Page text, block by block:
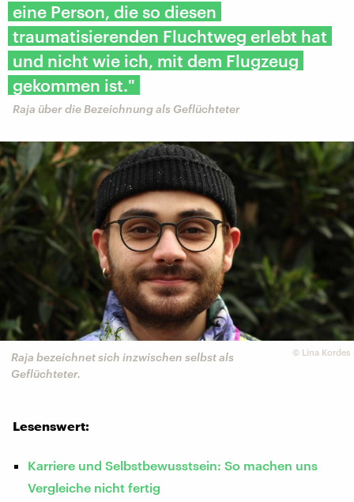
eine Person, die so diesen
traumatisierenden Fluchtweg erlebt hat
und nicht wie ich, mit dem Flugzeug
gekommen ist."
Raja über die Bezeichnung als Geflüchteter
© Lina Kordes
Raja bezeichnet sich inzwischen selbst als
Geflüchteter.
Lesenswert:
Karriere und Selbstbewusstsein: So machen uns
Vergleiche nicht fertig